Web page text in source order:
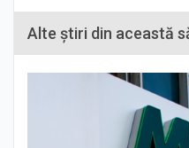
Alte știri din această